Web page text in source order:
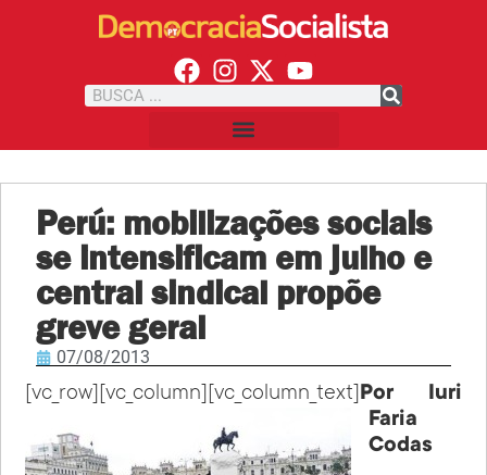
Perú: mobilizações sociais
se intensificam em julho e
central sindical propõe
greve geral
07/08/2013
[vc_row][vc_column][vc_column_text] Por Iuri
Faria
Codas